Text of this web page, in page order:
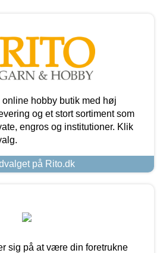
online hobby butik med høj
og et stort sortiment som
engros og institutioner. Klik
på Rito.dk
sig på at være din foretrukne